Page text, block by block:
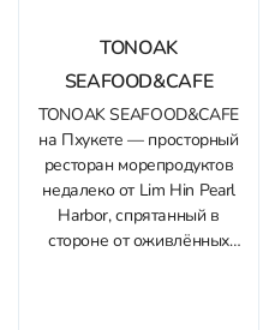
TONOAK
SEAFOOD&CAFE
TONOAK SEAFOOD&CAFE
на Пхукете — просторный
ресторан морепродуктов
недалеко от Lim Hin Pearl
Harbor, спрятанный в
стороне от оживлённых